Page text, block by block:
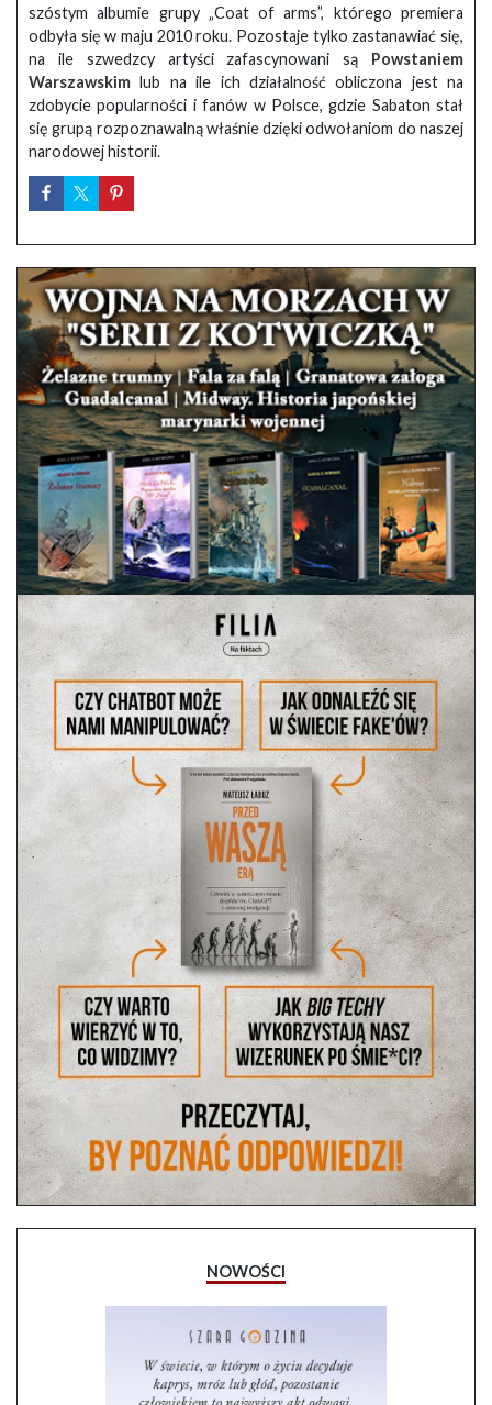
szóstym albumie grupy „Coat of arms”, którego premiera
odbyła się w maju 2010 roku. Pozostaje tylko zastanawiać się,
na ile szwedzcy artyści zafascynowani są Powstaniem
Warszawskim lub na ile ich działalność obliczona jest na
zdobycie popularności i fanów w Polsce, gdzie Sabaton stał
się grupą rozpoznawalną właśnie dzięki odwołaniom do naszej
narodowej historii.
NOWOŚCI